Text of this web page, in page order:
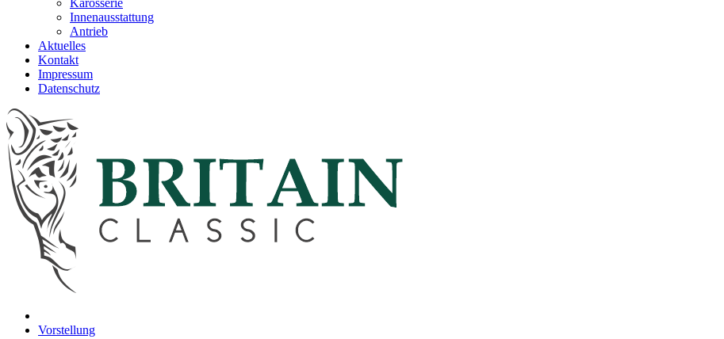
Karosserie
Innenausstattung
Antrieb
Aktuelles
Kontakt
Impressum
Datenschutz
Vorstellung